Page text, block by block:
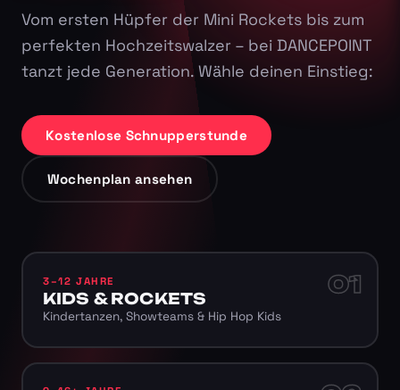
Vom ersten Hüpfer der Mini Rockets bis zum
perfekten Hochzeitswalzer – bei DANCEPOINT
tanzt jede Generation. Wähle deinen Einstieg:
Kostenlose Schnupperstunde
Wochenplan ansehen
01
3–12 JAHRE
KIDS & ROCKETS
Kindertanzen, Showteams & Hip Hop Kids